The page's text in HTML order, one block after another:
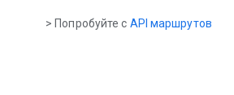
> Попробуйте с API маршрутов